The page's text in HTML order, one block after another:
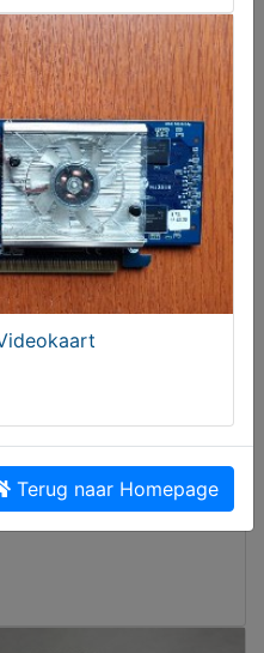
Terug naar Homepage